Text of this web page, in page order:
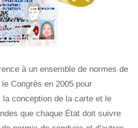
à un ensemble de normes de
Congrès en 2005 pour
la conception de la carte et le
que chaque État doit suivre